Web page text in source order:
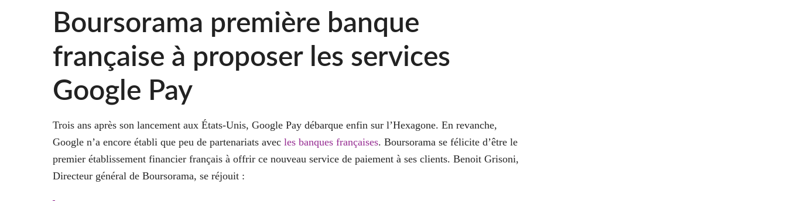
Boursorama première banque
française à proposer les services
Google Pay
Trois ans après son lancement aux États-Unis, Google Pay débarque enfin sur l’Hexagone. En revanche,
Google n’a encore établi que peu de partenariats avec les banques françaises. Boursorama se félicite d’être le
premier établissement financier français à offrir ce nouveau service de paiement à ses clients. Benoit Grisoni,
Directeur général de Boursorama, se réjouit :